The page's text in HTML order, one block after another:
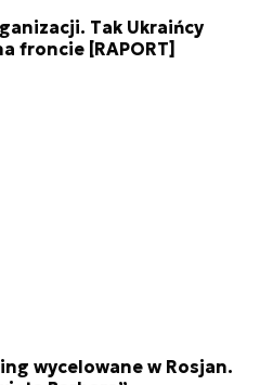
Tak Ukraińcy
froncie [RAPORT]
wycelowane w Rosjan.